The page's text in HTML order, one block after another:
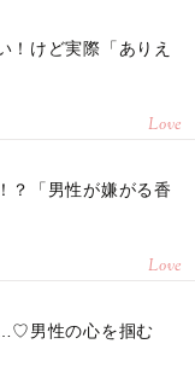
！けど実際「ありえ
Love
「男性が嫌がる香
Love
男性の心を掴む